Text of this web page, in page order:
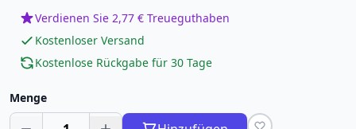
Verdienen Sie 2,77 € Treueguthaben
Kostenloser Versand
Kostenlose Rückgabe für 30 Tage
Menge